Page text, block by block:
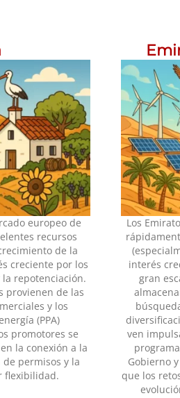
europeo de
recursos
de la
creciente por los
repotenciación.
provienen de las
y los
(PPA)
promotores se
la conexión a la
permisos y la
flexibilidad.
Los
interés
gran
ven
Gobierno
que los